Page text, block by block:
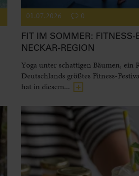
01.07.2026 0
FIT IM SOMMER: FITNESS-
NECKAR-REGION
Yoga unter schattigen Bäumen,
Deutschlands größtes Fitness-
hat in diesem...